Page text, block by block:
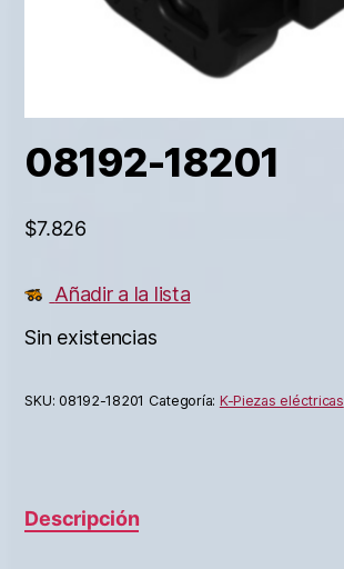
08192-18201
$7.826
Añadir a la lista
Sin existencias
SKU:08192-18201 Categoría: K-Piezas eléctricas
Descripción